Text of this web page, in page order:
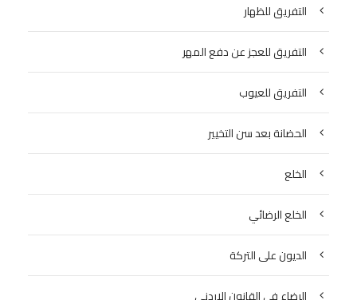
التفريق للظهار
التفريق للعجز عن دفع المهر
التفريق للعيوب
الحضانة بعد سن التخيير
الخلع
الخلع الرضائي
الديون على التركة